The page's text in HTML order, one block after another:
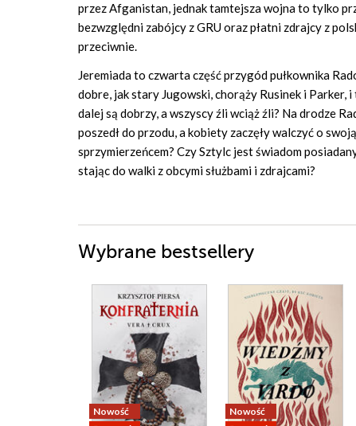
przez Afganistan, jednak tamtejsza wojna to tylko
bezwzględni zabójcy z GRU oraz płatni zdrajcy z
przeciwnie.
Jeremiada to czwarta część przygód pułkownika
dobre, jak stary Jugowski, chorąży Rusinek i Parker,
dalej są dobrzy, a wszyscy źli wciąż źli? Na drodze
poszedł do przodu, a kobiety zaczęły walczyć o
sprzymierzeńcem? Czy Sztylc jest świadom
stając do walki z obcymi służbami i zdrajcami?
Wybrane bestsellery
Nowość
Nowość